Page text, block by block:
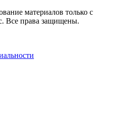
материалов только с
Все права защищены.